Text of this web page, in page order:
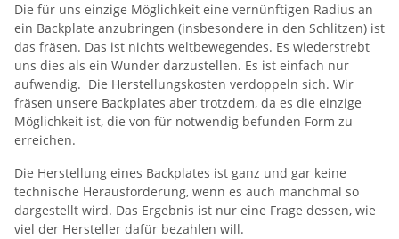
Die für uns einzige Möglichkeit eine vernünftigen Radius an
ein Backplate anzubringen (insbesondere in den Schlitzen) ist
das fräsen. Das ist nichts weltbewegendes. Es wiederstrebt
uns dies als ein Wunder darzustellen. Es ist einfach nur
aufwendig. Die Herstellungskosten verdoppeln sich. Wir
fräsen unsere Backplates aber trotzdem, da es die einzige
Möglichkeit ist, die von für notwendig befunden Form zu
erreichen.
Die Herstellung eines Backplates ist ganz und gar keine
technische Herausforderung, wenn es auch manchmal so
dargestellt wird. Das Ergebnis ist nur eine Frage dessen, wie
viel der Hersteller dafür bezahlen will.